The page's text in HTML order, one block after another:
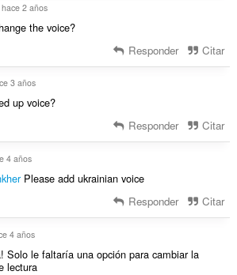
hace 2 años
the voice?
Responder Citar
3 años
up voice?
Responder Citar
4 años
Please add ukrainian voice
Responder Citar
4 años
Solo le faltaría una opción para cambiar la
lectura